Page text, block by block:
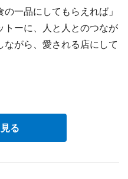
一品にしてもらえれば」
トーに、人と人とのつなが
ながら、愛される店にして
る